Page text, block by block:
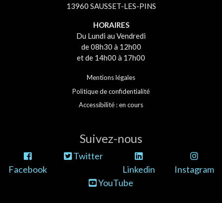
13960 SAUSSET-LES-PINS
HORAIRES
Du Lundi au Vendredi
de 08h30 à 12h00
et de 14h00 à 17h00
Mentions légales
Politique de confidentialité
Accessibilité : en cours
Suivez-nous
Facebook
Twitter
Linkedin
Instagram
YouTube